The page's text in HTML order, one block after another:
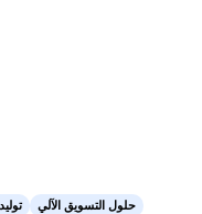
حلول التسويق الآلي